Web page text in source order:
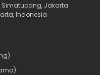
Simatupang, Jakarta
Indonesia